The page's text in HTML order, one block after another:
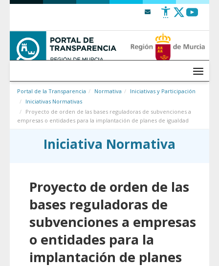
Saltar al contenido
Menú
Portal de la Transparencia Normativa
Iniciativas y Participación
Iniciativas Normativas
Proyecto de orden de las bases reguladoras de subvenciones a
empresas o entidades para la implantación de planes de igualdad
Iniciativa Normativa
Proyecto de orden de las
bases reguladoras de
subvenciones a empresas
o entidades para la
implantación de planes